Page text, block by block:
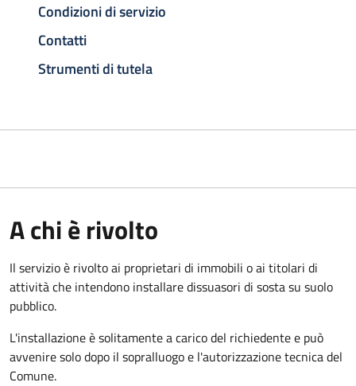
Condizioni di servizio
Contatti
Strumenti di tutela
A chi è rivolto
Il servizio è rivolto ai proprietari di immobili o ai titolari di
attività che intendono installare dissuasori di sosta su suolo
pubblico.
L'installazione è solitamente a carico del richiedente e può
avvenire solo dopo il sopralluogo e l'autorizzazione tecnica del
Comune.